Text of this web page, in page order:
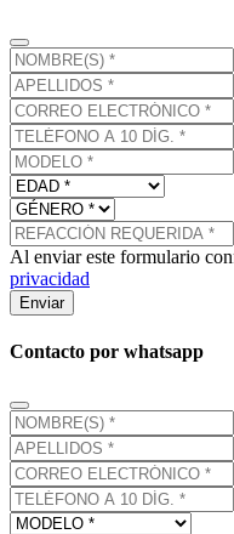
Al enviar este formulario
privacidad
Enviar
Contacto por whatsapp